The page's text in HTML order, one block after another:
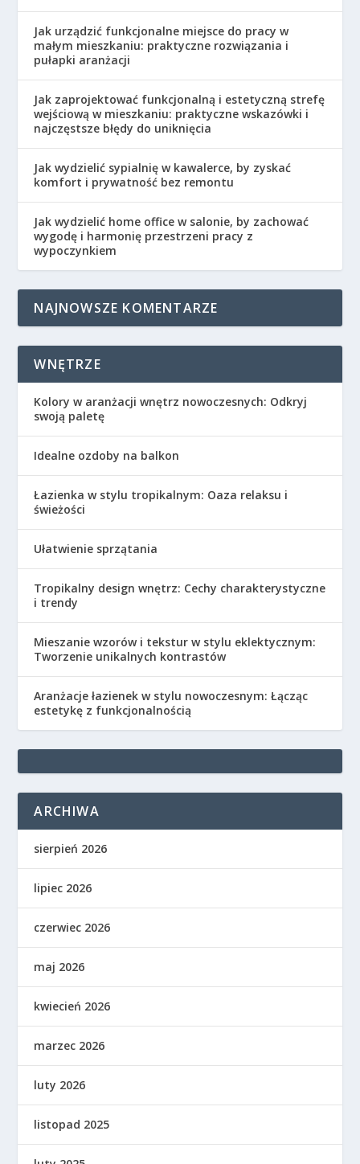
Jak urządzić funkcjonalne miejsce do pracy w
małym mieszkaniu: praktyczne rozwiązania i
pułapki aranżacji
Jak zaprojektować funkcjonalną i estetyczną strefę
wejściową w mieszkaniu: praktyczne wskazówki i
najczęstsze błędy do uniknięcia
Jak wydzielić sypialnię w kawalerce, by zyskać
komfort i prywatność bez remontu
Jak wydzielić home office w salonie, by zachować
wygodę i harmonię przestrzeni pracy z
wypoczynkiem
NAJNOWSZE KOMENTARZE
WNĘTRZE
Kolory w aranżacji wnętrz nowoczesnych: Odkryj
swoją paletę
Idealne ozdoby na balkon
Łazienka w stylu tropikalnym: Oaza relaksu i
świeżości
Ułatwienie sprzątania
Tropikalny design wnętrz: Cechy charakterystyczne
i trendy
Mieszanie wzorów i tekstur w stylu eklektycznym:
Tworzenie unikalnych kontrastów
Aranżacje łazienek w stylu nowoczesnym: Łącząc
estetykę z funkcjonalnością
ARCHIWA
sierpień 2026
lipiec 2026
czerwiec 2026
maj 2026
kwiecień 2026
marzec 2026
luty 2026
listopad 2025